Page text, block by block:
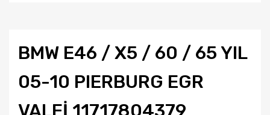
BMW E46 / X5 / 60 / 65 YIL
05-10 PIERBURG EGR